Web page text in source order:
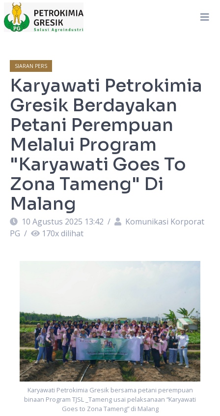
SIARAN PERS
Karyawati Petrokimia
Gresik Berdayakan
Petani Perempuan
Melalui Program
"Karyawati Goes To
Zona Tameng" Di
Malang
10 Agustus 2025 13:42 /
Komunikasi Korporat
PG / 170x dilihat
Karyawati Petrokimia Gresik bersama petani perempuan
binaan Program TJSL _Tameng usai pelaksanaan “Karyawati
Goes to Zona Tameng” di Malang